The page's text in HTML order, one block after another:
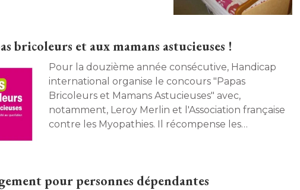
bricoleurs et aux mamans astucieuses !
Pour la douzième année consécutive, Handicap
international organise le concours "Papas
Bricoleurs et Mamans Astucieuses" avec,
notamment, Leroy Merlin et l'Association française
contre les Myopathies. Il récompense les
pour personnes dépendantes